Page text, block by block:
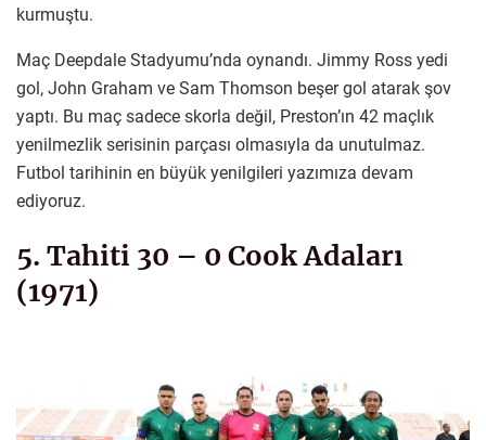
kurmuştu.
Maç Deepdale Stadyumu’nda oynandı. Jimmy Ross yedi
gol, John Graham ve Sam Thomson beşer gol atarak şov
yaptı. Bu maç sadece skorla değil, Preston’ın 42 maçlık
yenilmezlik serisinin parçası olmasıyla da unutulmaz.
Futbol tarihinin en büyük yenilgileri yazımıza devam
ediyoruz.
5. Tahiti 30 – 0 Cook Adaları
(1971)